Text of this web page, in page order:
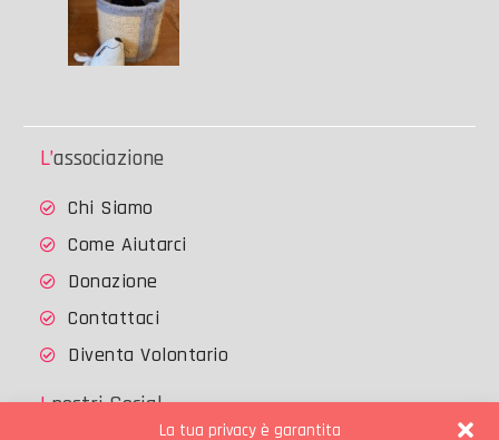
La tua privacy è garantita
L’associazione
Chi Siamo
Come Aiutarci
Donazione
Contattaci
Diventa Volontario
I nostri Social